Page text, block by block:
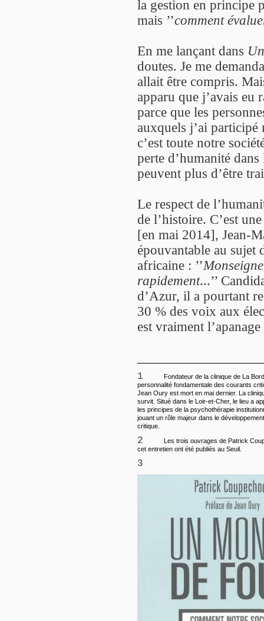
la gestion en principe
mais ’’comment
En me lançant dans
doutes. Je me
allait être compris.
apparu que j’avais eu
parce que les
auxquels j’ai
c’est toute notre
perte d’humanité
peuvent plus d’être
Le respect de
de l’histoire. C’est
[en mai 2014], Jean-
épouvantable au sujet
africaine : ’’
rapidement...’’
d’Azur, il a pourtant
30 % des voix aux
est vraiment
1
Fondateur de la clinique de La
personnalité fondamentale des courants
Jean Oury est mort en mai dernier. La
survit. Situé dans le Loir-et-Cher, le lieu a
les principes de la psychothérapie
jouant un rôle majeur dans le
critique.
2
Les trois ouvrages de Patrick
cet entretien ont été publiés au Seuil.
3